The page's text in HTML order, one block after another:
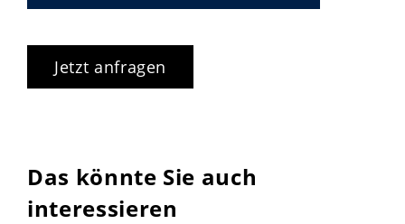
Jetzt anfragen
Das könnte Sie auch
interessieren